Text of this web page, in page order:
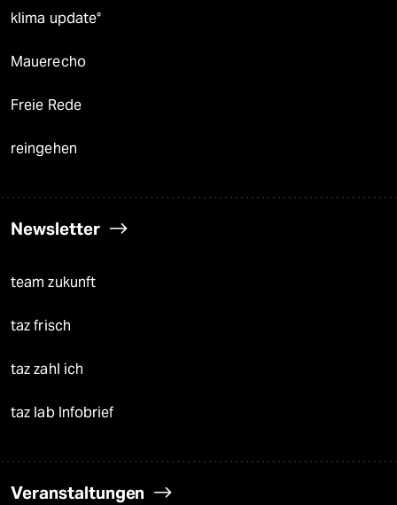
klima update°
Mauerecho
Freie Rede
reingehen
Newsletter
team zukunft
taz frisch
taz zahl ich
taz lab Infobrief
Veranstaltungen